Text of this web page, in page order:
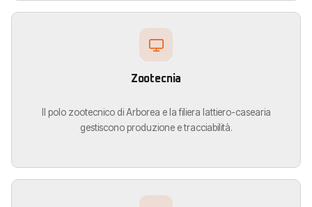
Zootecnia
Il polo zootecnico di Arborea e la filiera lattiero-casearia
gestiscono produzione e tracciabilità.